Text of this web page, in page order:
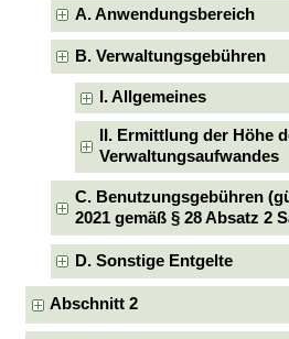
A. Anwendungsbereich
B. Verwaltungsgebühren
I. Allgemeines
II. Ermittlung der Höhe
Verwaltungsaufwandes
C. Benutzungsgebühren
2021 gemäß § 28 Absatz 2
D. Sonstige Entgelte
Abschnitt 2